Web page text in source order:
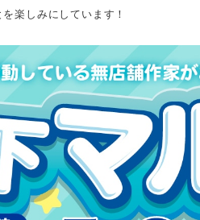
楽しみにしています！